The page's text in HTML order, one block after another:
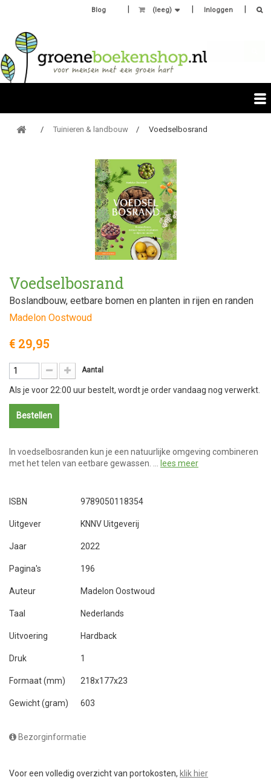
Inloggen
(leeg)
Blog
Tuinieren & landbouw Voedselbosrand
Voedselbosrand
Boslandbouw, eetbare bomen en planten in rijen en randen
Madelon Oostwoud
€ 29,95
Aantal
Als je voor 22:00 uur bestelt, wordt je order vandaag nog verwerkt.
Bestellen
In voedselbosranden kun je een natuurlijke omgeving combineren
met het telen van eetbare gewassen. …
lees meer
ISBN 9789050118354
Uitgever KNNV Uitgeverij
Jaar 2022
Pagina's 196
Auteur Madelon Oostwoud
Taal Nederlands
Uitvoering Hardback
Druk 1
Formaat (mm) 218x177x23
Gewicht (gram) 603
Bezorginformatie
Voor een volledig overzicht van portokosten, klik hier